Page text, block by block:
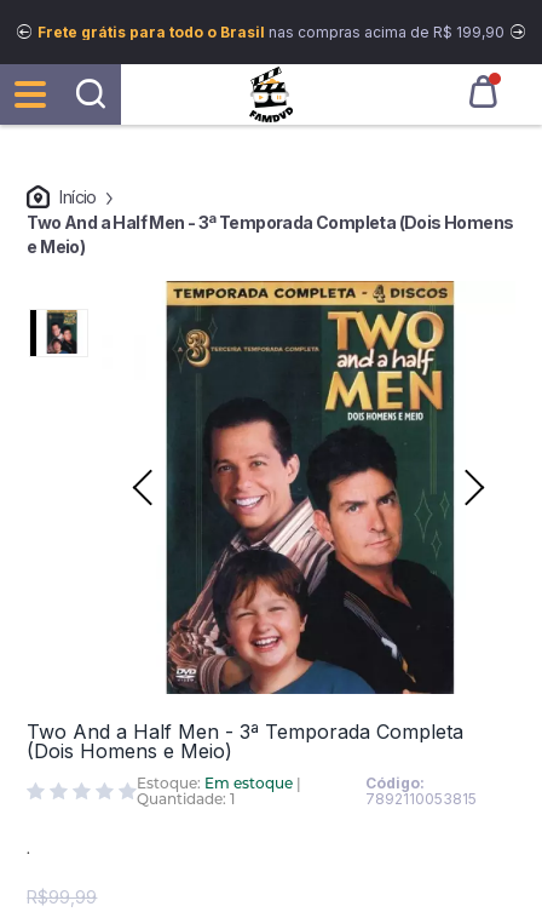
Frete grátis para todo o Brasil nas compras acima de R$ 199,90
Início
Two And a Half Men - 3ª Temporada Completa (Dois Homens
e Meio)
Two And a Half Men - 3ª Temporada Completa
(Dois Homens e Meio)
Estoque: Em estoque |
Quantidade: 1
Código:
7892110053815
.
R$99,99